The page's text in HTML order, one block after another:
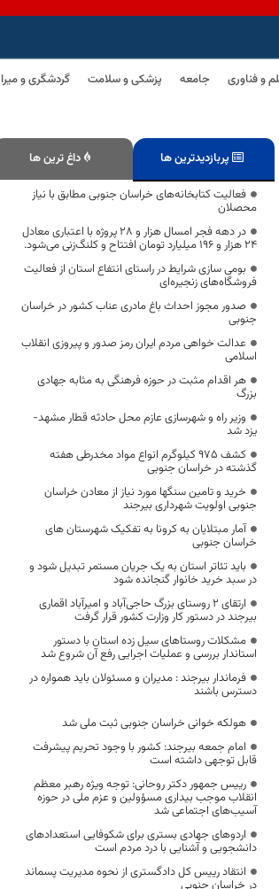
و فناوری جامعه پزشکی و سلامت گردشگری و
پربازدیدترین ها داغ ترین ها
فعالیت کتابخانه‌های خراسان جنوبی مطابق با نیاز
محصلان
در دهه فجر امسال هزار و ۲۸ پروژه با اعتباری معادل
۲۴ هزار و ۱۹۶ میلیارد تومان افتتاح و کلنگ‌زنی می‌شود.
بومی سازی شرایط در راستای انتفاع استان از فعالیت
فروشگاه‌های زنجیره‌ای
صدور مجوز احداث باغ مادری عناب کشور در خراسان
جنوبی
عدالت خواهی مردم ایران رمز صدور و پیروزی انقلاب
اسلامی
هر اقدام مثبت در حوزه فرهنگی به مثابه جهادی
بزرگ
وزیر راه و شهرسازی عازم محل حادثه قطار مشهد-
یزد شد
کشف 975 کیلوگرم انواع مواد مخدرطی هفته
گذشته در خراسان جنوبی
خرید و تامین سنگها مورد نیاز از معادن خراسان
جنوبی اولویت شهرداری بیرجند
آمار مبتلایان به کرونا به تفکیک شهرستان های
خراسان جنوبی
باید تئاتر استان به یک جریان مستمر تبدیل شود و
در سبد خرید خانوار گنجانده شود
ارتقای ۲ روستای بزرگ حاجی‌آباد و امیرآباد اقماری
بیرجند در دستور کار وزارت کشور قرار گرفت
مشکلات روستاهای سیل زده استان با دستور
استاندار بررسی و عملیات اجرایی رفع آن شروع شد
فرماندار بیرجند : مدیران و مسئولان باید همواره در
دسترس باشند
هولکه خوانی خراسان جنوبی ثبت ملی شد
امام جمعه بیرجند: کشور با وجود تحریم پیشرفت
قابل توجهی داشته است
رییس جمهور دکتر روحانی: توجه ویژه رهبر معظم
انقلاب موجب بیداری مسؤولین و عزم ملی در حوزه
آسیب‌های اجتماعی شد
اردوهای جهادی بستری برای شکوفایی استعدادهای
دانشجویی و آشنایی با درد مردم است
انتقاد رییس کل دادگستری از نحوه مدیریت پسماند
در خراسان جنوبی